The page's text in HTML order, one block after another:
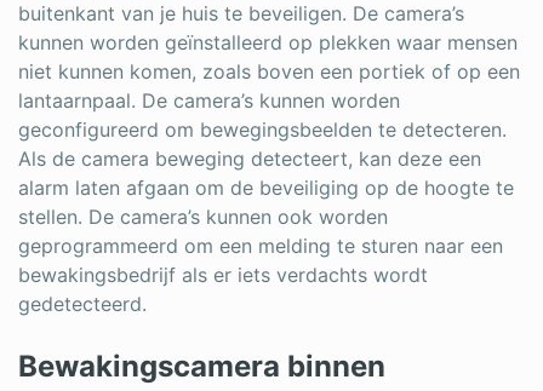
buitenkant van je huis te beveiligen. De camera’s
kunnen worden geïnstalleerd op plekken waar mensen
niet kunnen komen, zoals boven een portiek of op een
lantaarnpaal. De camera’s kunnen worden
geconfigureerd om bewegingsbeelden te detecteren.
Als de camera beweging detecteert, kan deze een
alarm laten afgaan om de beveiliging op de hoogte te
stellen. De camera’s kunnen ook worden
geprogrammeerd om een melding te sturen naar een
bewakingsbedrijf als er iets verdachts wordt
gedetecteerd.
Bewakingscamera binnen